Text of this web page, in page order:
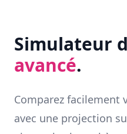
Simulateur
avancé.
Comparez
avec une projection